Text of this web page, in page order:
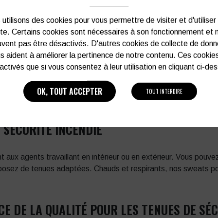
rangers. Elles disposent d’une semelle antidérapante,
pour lesprofessionnels de la sécurité incendieassurent
DISPONIBLES CHEZ COLBLEU
complet pour les agents de sécurité incendie.
INCENDIE
aux agents travaillant en intérieur ou en extérieur. Vous
de tenues adaptées. Chauds et respirants, nos sweats
DE LA QUALITÉ POUR LES TENUES DE
utilisons des cookies pour vous permettre de visiter et d'utiliser
Certains cookies sont nécessaires à son fonctionnement et
pas être désactivés. D'autres cookies de collecte de
aident à améliorer la pertinence de notre contenu. Ces
que si vous consentez à leur utilisation en cliquant ci-
OK, TOUT ACCEPTER TOUT INTERDIRE